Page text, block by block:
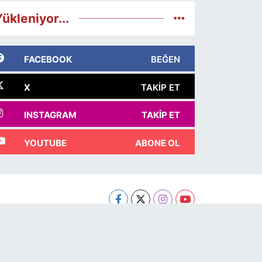
FACEBOOK BEĞEN
X TAKIP ET
INSTAGRAM TAKIP ET
YOUTUBE ABONE OL